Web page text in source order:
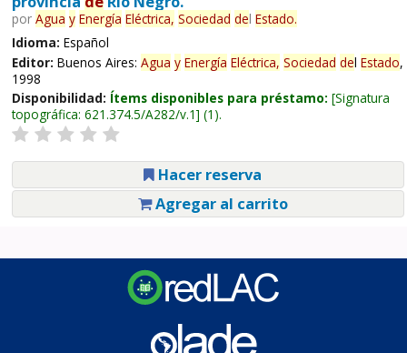
por Agua y Energía Eléctrica, Sociedad del Estado.
Idioma: Español
Editor: Buenos Aires: Agua y Energía Eléctrica, Sociedad del Estado,
1998
Disponibilidad: Ítems disponibles para préstamo: Signatura
topográfica: 621.374.5/A282/v.1 (1).
Hacer reserva
Agregar al carrito